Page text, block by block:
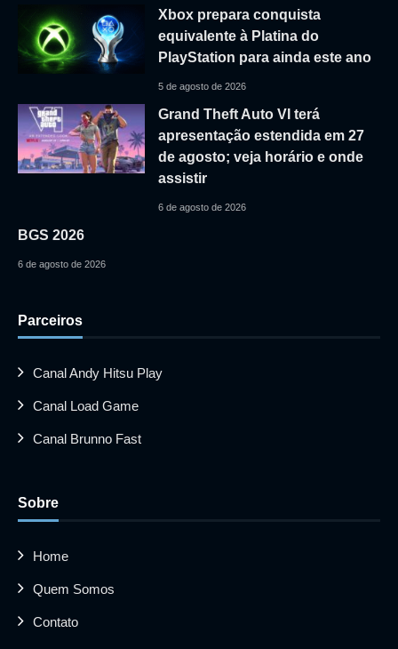
Xbox prepara conquista
equivalente à Platina do
PlayStation para ainda este ano
5 de agosto de 2026
Grand Theft Auto VI terá
apresentação estendida em 27
de agosto; veja horário e onde
assistir
6 de agosto de 2026
BGS 2026
6 de agosto de 2026
Parceiros
Canal Andy Hitsu Play
Canal Load Game
Canal Brunno Fast
Sobre
Home
Quem Somos
Contato